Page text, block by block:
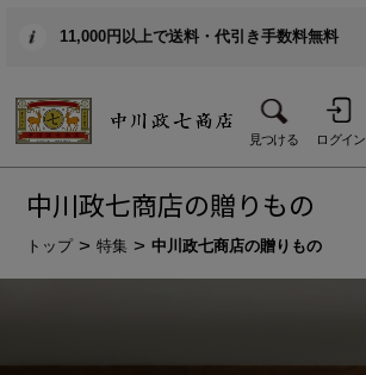
11,000円以上で送料・代引き手数料無料
見つける ログイン
中川政七商店の贈りもの
トップ 特集 中川政七商店の贈りもの